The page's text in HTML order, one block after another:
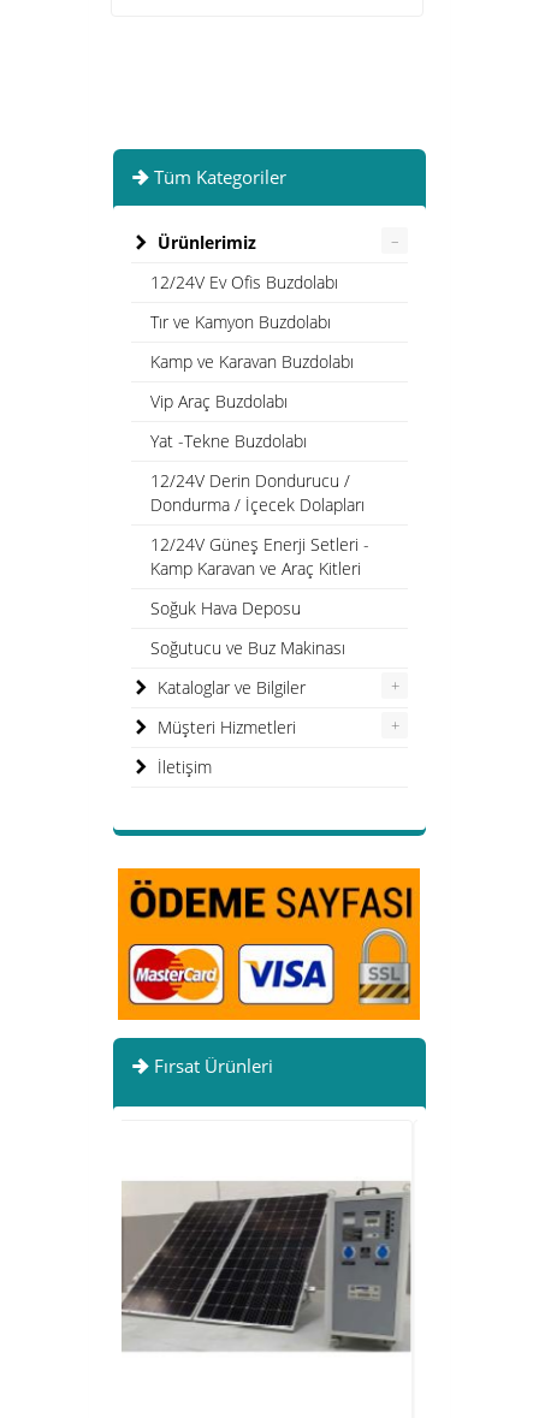
Tüm Kategoriler
Ürünlerimiz –
12/24V Ev Ofis Buzdolabı
Tır ve Kamyon Buzdolabı
Kamp ve Karavan Buzdolabı
Vip Araç Buzdolabı
Yat -Tekne Buzdolabı
12/24V Derin Dondurucu /
Dondurma / İçecek Dolapları
12/24V Güneş Enerji Setleri -
Kamp Karavan ve Araç Kitleri
Soğuk Hava Deposu
Soğutucu ve Buz Makinası
Kataloglar ve Bilgiler
+
Müşteri Hizmetleri +
İletişim
Fırsat Ürünleri